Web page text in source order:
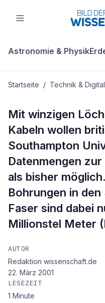
Astronomie & Physik
Startseite / Technik &
Glasfasern mit
Datentransport
Mit winzigen
Kabeln wollen
Southampton
Datenmengen
als bisher
Bohrungen in
Faser sind dabei
Millionstel Meter
AUTOR
Redaktion wissenschaft.de
22. März 2001
LESEZEIT
1 Minute